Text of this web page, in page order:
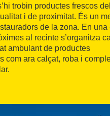
trobin productes frescos
i de proximitat. És un
de la zona. En una
al recinte s’organitza
ambulant de productes
com ara calçat, roba i